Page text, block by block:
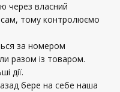
через власний
тому контролюємо
за номером
разом із товаром.
дії.
бере на себе наша